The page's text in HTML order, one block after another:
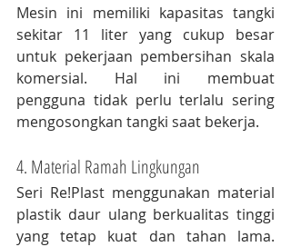
Mesin ini memiliki kapasitas tangki
sekitar 11 liter yang cukup besar
untuk pekerjaan pembersihan skala
komersial. Hal ini membuat
pengguna tidak perlu terlalu sering
mengosongkan tangki saat bekerja.
4. Material Ramah Lingkungan
Seri Re!Plast menggunakan material
plastik daur ulang berkualitas tinggi
yang tetap kuat dan tahan lama.